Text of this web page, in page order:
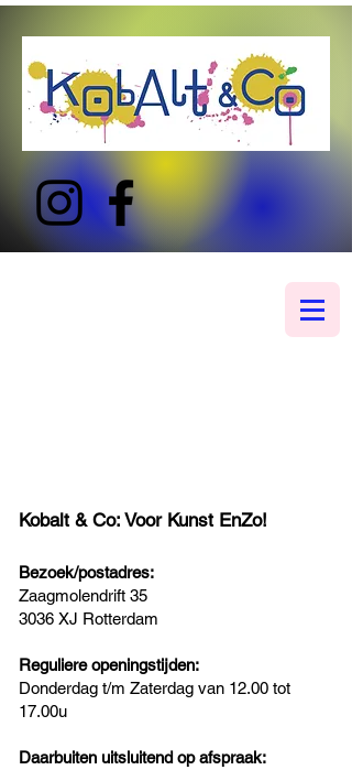
Kobalt & Co: Voor Kunst EnZo!
Bezoek/postadres:
Zaagmolendrift 35
3036 XJ Rotterdam
Reguliere openingstijden:
Donderdag t/m Zaterdag van 12.00 tot
17.00u
Daarbuiten uitsluitend op afspraak: